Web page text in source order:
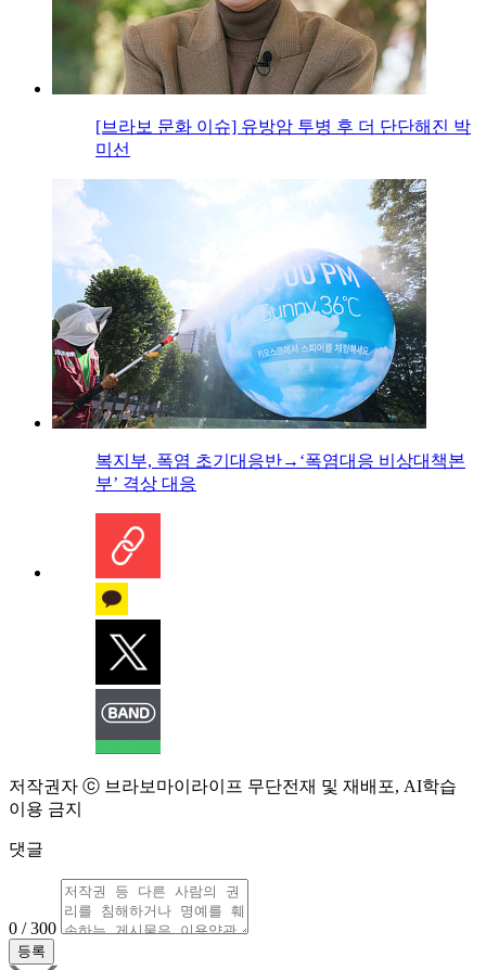
[브라보 문화 이슈] 유방암 투병 후 더 단단해진 박
미선
복지부, 폭염 초기대응반→‘폭염대응 비상대책본
부’ 격상 대응
저작권자 ⓒ 브라보마이라이프 무단전재 및 재배포, AI학습
이용 금지
댓글
0 / 300